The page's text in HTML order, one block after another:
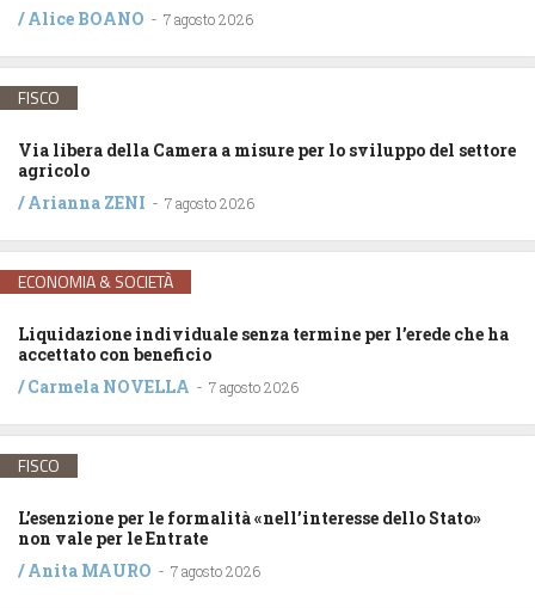
/Alice BOANO - 7 agosto 2026
FISCO
Via libera della Camera a misure per lo sviluppo del settore
agricolo
/Arianna ZENI - 7 agosto 2026
ECONOMIA & SOCIETÀ
Liquidazione individuale senza termine per l’erede che ha
accettato con beneficio
/Carmela NOVELLA - 7 agosto 2026
FISCO
L’esenzione per le formalità «nell’interesse dello Stato»
non vale per le Entrate
/Anita MAURO - 7 agosto 2026